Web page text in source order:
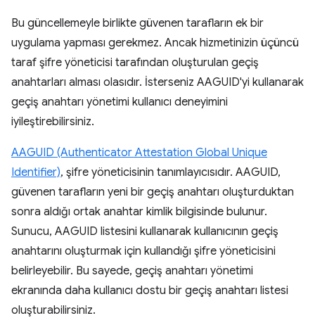
Bu güncellemeyle birlikte güvenen tarafların ek bir
uygulama yapması gerekmez. Ancak hizmetinizin üçüncü
taraf şifre yöneticisi tarafından oluşturulan geçiş
anahtarları alması olasıdır. İsterseniz AAGUID'yi kullanarak
geçiş anahtarı yönetimi kullanıcı deneyimini
iyileştirebilirsiniz.
AAGUID (Authenticator Attestation Global Unique
Identifier), şifre yöneticisinin tanımlayıcısıdır. AAGUID,
güvenen tarafların yeni bir geçiş anahtarı oluşturduktan
sonra aldığı ortak anahtar kimlik bilgisinde bulunur.
Sunucu, AAGUID listesini kullanarak kullanıcının geçiş
anahtarını oluşturmak için kullandığı şifre yöneticisini
belirleyebilir. Bu sayede, geçiş anahtarı yönetimi
ekranında daha kullanıcı dostu bir geçiş anahtarı listesi
oluşturabilirsiniz.